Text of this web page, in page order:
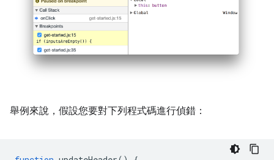
舉例來說，假設您要對下列程式碼進行偵錯：